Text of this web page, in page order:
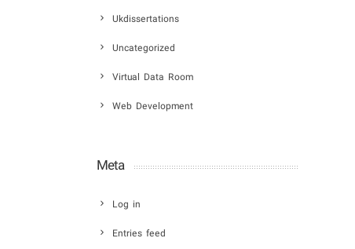
Ukdissertations
Uncategorized
Virtual Data Room
Web Development
Meta
Log in
Entries feed